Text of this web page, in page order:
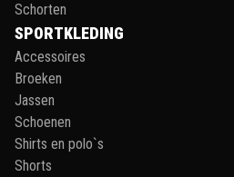
Schorten
SPORTKLEDING
Accessoires
Broeken
Jassen
Schoenen
Shirts en polo`s
Shorts